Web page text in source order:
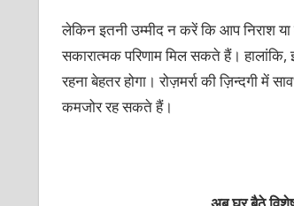
लेकिन इतनी उम्मीद न करें कि आप निराश
सकारात्मक परिणाम मिल सकते हैं।
रहना बेहतर होगा। रोज़मर्रा की ज़िन्दगी
कमजोर रह सकते हैं।